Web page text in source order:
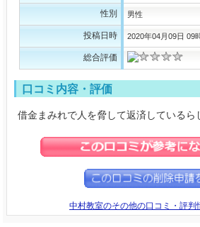
性別 男性
投稿日時 2020年04月09日 09
総合評価
口コミ内容・評価
借金まみれで人を脅して返済しているら
中村教室のその他の口コミ・評判